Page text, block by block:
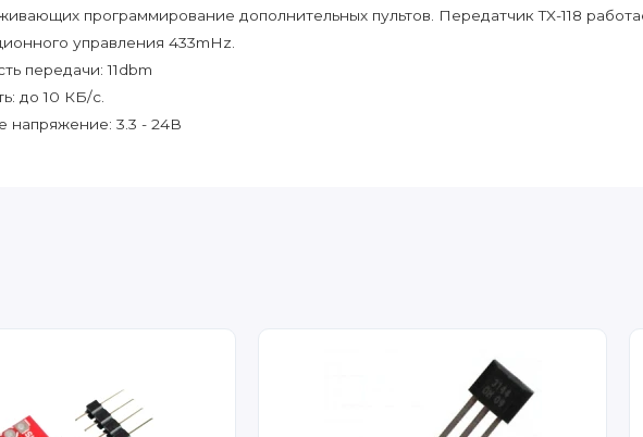
программирование дополнительных пультов. Передатчик TX-118
управления 433mHz.
передачи: 11dbm
до 10 КБ/с.
напряжение: 3.3 - 24В